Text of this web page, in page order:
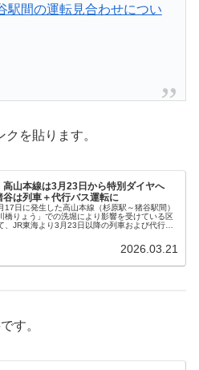
駅間の運転見合わせについ
を貼ります。
高山本線は3月23日から特別ダイヤへ
谷は列車＋代行バス運転に
17日に発生した高山本線（杉原駅～猪谷駅間）
橋りょう」での洗堀により影響を受けている区
、JR東海より3月23日以降の列車および代行バ
2026.03.21
す。